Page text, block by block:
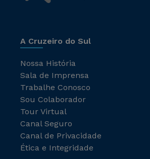
A Cruzeiro do Sul
Nossa História
Sala de Imprensa
Trabalhe Conosco
Sou Colaborador
Tour Virtual
Canal Seguro
Canal de Privacidade
Ética e Integridade